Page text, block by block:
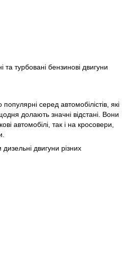
турбовані бензинові двигуни
серед автомобілістів, які
долають значні відстані. Вони
автомобілі, так і на кросовери,
двигуни різних